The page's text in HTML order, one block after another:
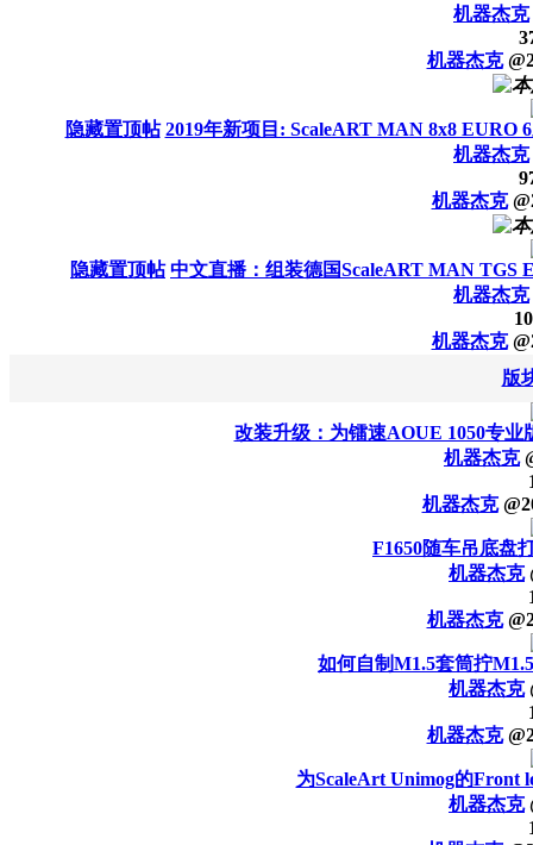
机器杰克
机器杰克 @
隐藏置顶帖 2019年新项目: ScaleART MAN 8x8 EURO
机器杰克
机器杰克 @
隐藏置顶帖 中文直播：组装德国ScaleART MAN TGS
机器杰克
机器杰克 @
版
改装升级：为镭速AOUE 1050专业
机器杰克
机器杰克 @
F1650随车吊底盘
机器杰克
机器杰克 @
如何自制M1.5套筒拧
机器杰克
机器杰克 @
为ScaleArt Unimog的Front
机器杰克